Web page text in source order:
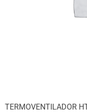
TERMOVENTILADOR